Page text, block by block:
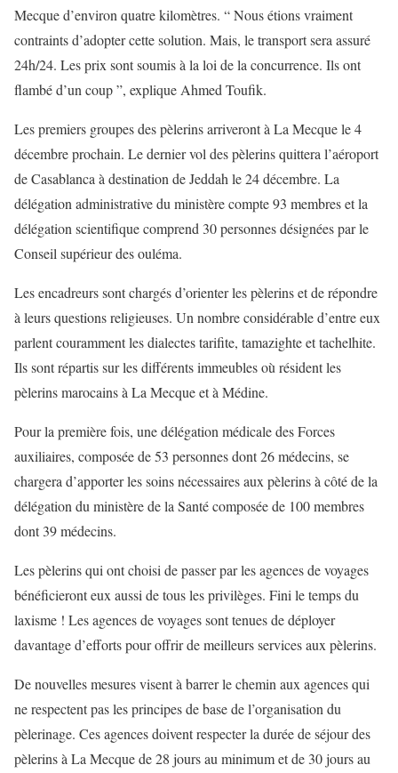
Mecque d’environ quatre kilomètres. “ Nous étions vraiment
contraints d’adopter cette solution. Mais, le transport sera assuré
24h/24. Les prix sont soumis à la loi de la concurrence. Ils ont
flambé d’un coup ”, explique Ahmed Toufik.
Les premiers groupes des pèlerins arriveront à La Mecque le 4
décembre prochain. Le dernier vol des pèlerins quittera l’aéroport
de Casablanca à destination de Jeddah le 24 décembre. La
délégation administrative du ministère compte 93 membres et la
délégation scientifique comprend 30 personnes désignées par le
Conseil supérieur des ouléma.
Les encadreurs sont chargés d’orienter les pèlerins et de répondre
à leurs questions religieuses. Un nombre considérable d’entre eux
parlent couramment les dialectes tarifite, tamazighte et tachelhite.
Ils sont répartis sur les différents immeubles où résident les
pèlerins marocains à La Mecque et à Médine.
Pour la première fois, une délégation médicale des Forces
auxiliaires, composée de 53 personnes dont 26 médecins, se
chargera d’apporter les soins nécessaires aux pèlerins à côté de la
délégation du ministère de la Santé composée de 100 membres
dont 39 médecins.
Les pèlerins qui ont choisi de passer par les agences de voyages
bénéficieront eux aussi de tous les privilèges. Fini le temps du
laxisme ! Les agences de voyages sont tenues de déployer
davantage d’efforts pour offrir de meilleurs services aux pèlerins.
De nouvelles mesures visent à barrer le chemin aux agences qui
ne respectent pas les principes de base de l’organisation du
pèlerinage. Ces agences doivent respecter la durée de séjour des
pèlerins à La Mecque de 28 jours au minimum et de 30 jours au